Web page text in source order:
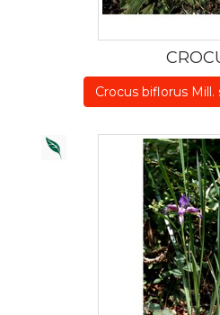
Crocus biflorus Mill.